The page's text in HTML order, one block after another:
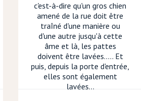
c'est-à-dire qu'un gros chien
amené de la rue doit être
traîné d'une manière ou
d'une autre jusqu'à cette
âme et là, les pattes
doivent être lavées..... Et
puis, depuis la porte d'entrée,
elles sont également
lavées...